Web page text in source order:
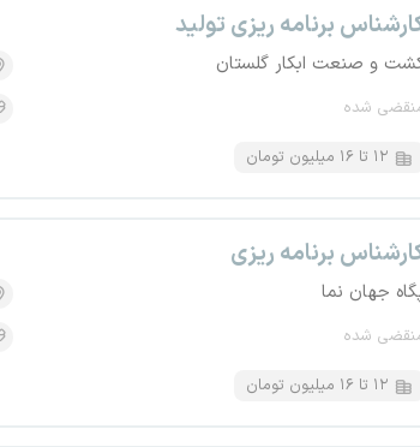
برنامه ریزی تولید
و صنعت ابکار گلستان
شده
۱۲ تا ۱۶ میلیون تومان
برنامه ریزی
جهان نما
شده
۱۲ تا ۱۶ میلیون تومان